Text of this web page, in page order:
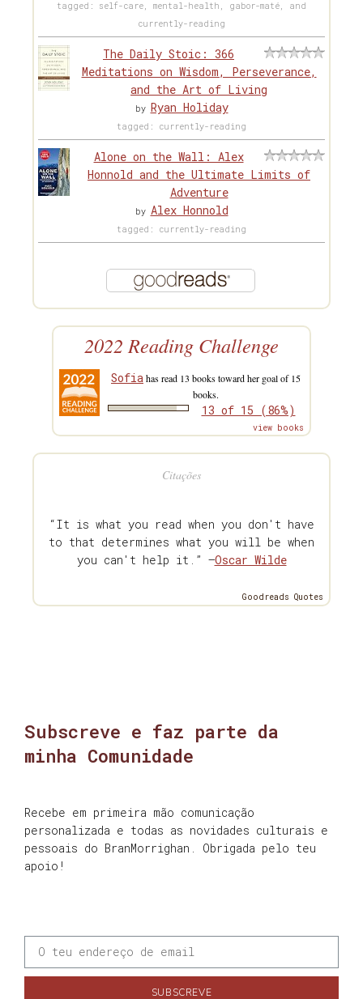
tagged: self-care, mental-health, gabor-maté, and
currently-reading
The Daily Stoic: 366
Meditations on Wisdom, Perseverance,
and the Art of Living
by Ryan Holiday
tagged: currently-reading
Alone on the Wall: Alex
Honnold and the Ultimate Limits of
Adventure
by Alex Honnold
tagged: currently-reading
2022 Reading Challenge
Sofiahas read 13 books toward her goal of 15
books.
13 of 15 (86%)
view books
Citações
“It is what you read when you don't have
to that determines what you will be when
you can't help it.” —Oscar Wilde
Goodreads Quotes
Subscreve e faz parte da
minha Comunidade
Recebe em primeira mão comunicação
personalizada e todas as novidades culturais e
pessoais do BranMorrighan. Obrigada pelo teu
apoio!
SUBSCREVE